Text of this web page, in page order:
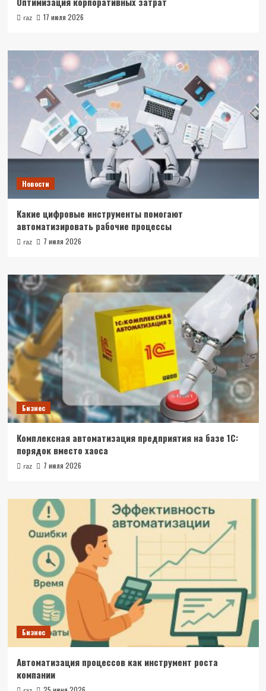
raz 17 июля 2026
Новости
Какие цифровые инструменты помогают
автоматизировать рабочие процессы
raz 7 июля 2026
Бизнес
Комплексная автоматизация предприятия на базе 1С:
порядок вместо хаоса
raz 7 июля 2026
Бизнес
Автоматизация процессов как инструмент роста
компании